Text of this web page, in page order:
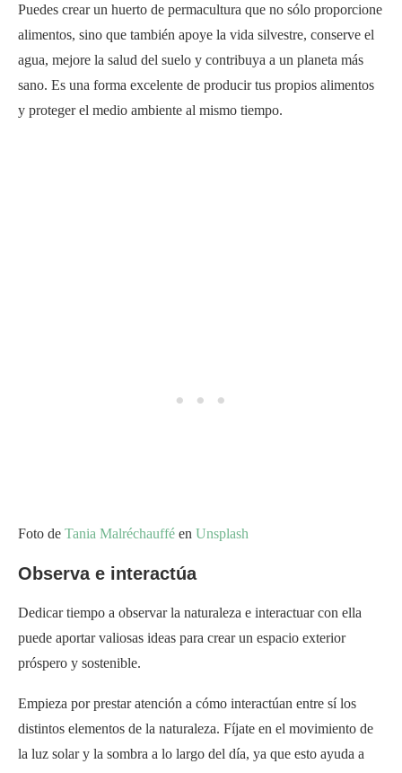
Puedes crear un huerto de permacultura que no sólo proporcione
alimentos, sino que también apoye la vida silvestre, conserve el
agua, mejore la salud del suelo y contribuya a un planeta más
sano. Es una forma excelente de producir tus propios alimentos
y proteger el medio ambiente al mismo tiempo.
Foto de Tania Malréchauffé en Unsplash
Observa e interactúa
Dedicar tiempo a observar la naturaleza e interactuar con ella
puede aportar valiosas ideas para crear un espacio exterior
próspero y sostenible.
Empieza por prestar atención a cómo interactúan entre sí los
distintos elementos de la naturaleza. Fíjate en el movimiento de
la luz solar y la sombra a lo largo del día, ya que esto ayuda a